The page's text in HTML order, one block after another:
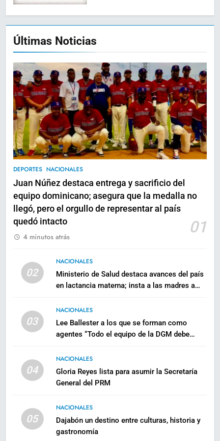
Últimas Noticias
DEPORTES NACIONALES
Juan Núñez destaca entrega y sacrificio del
equipo dominicano; asegura que la medalla no
llegó, pero el orgullo de representar al país
quedó intacto
01
4 minutos atrás
02
NACIONALES
Ministerio de Salud destaca avances del país
en lactancia materna; insta a las madres a
03
NACIONALES
Lee Ballester a los que se forman como
agentes “Todo el equipo de la DGM debe
los derechos de las personas”
04
NACIONALES
Gloria Reyes lista para asumir la Secretaría
General del PRM
05
NACIONALES
Dajabón un destino entre culturas, historia y
gastronomía